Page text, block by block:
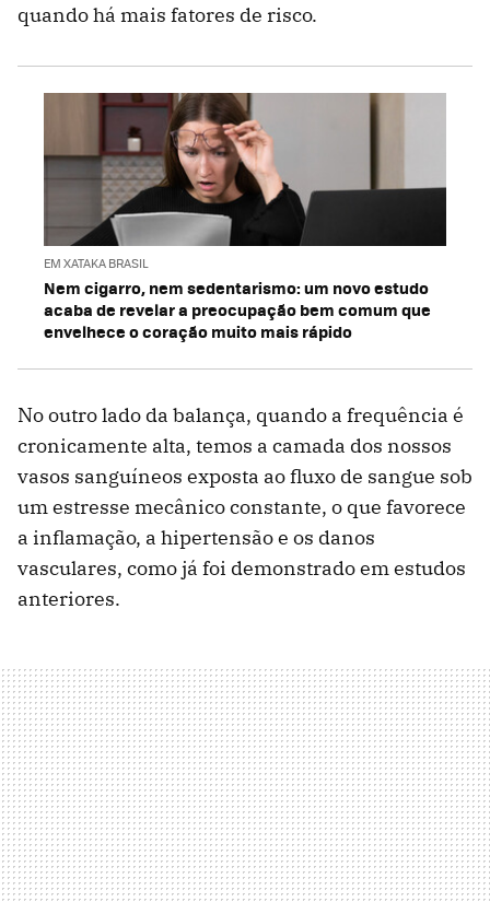
quando há mais fatores de risco.
EM XATAKA BRASIL
Nem cigarro, nem sedentarismo: um novo estudo
acaba de revelar a preocupação bem comum que
envelhece o coração muito mais rápido
No outro lado da balança, quando a frequência é
cronicamente alta, temos a camada dos nossos
vasos sanguíneos exposta ao fluxo de sangue sob
um estresse mecânico constante, o que favorece
a inflamação, a hipertensão e os danos
vasculares, como já foi demonstrado em estudos
anteriores.